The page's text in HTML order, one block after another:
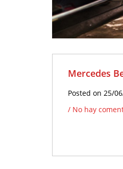
Mercedes
Posted on 25/
/ No hay